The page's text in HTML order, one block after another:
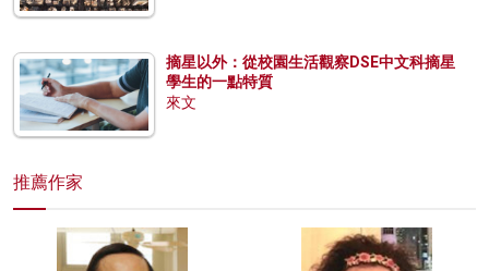
摘星以外：從校園生活觀察DSE中文科摘星
學生的一點特質
來文
推薦作家